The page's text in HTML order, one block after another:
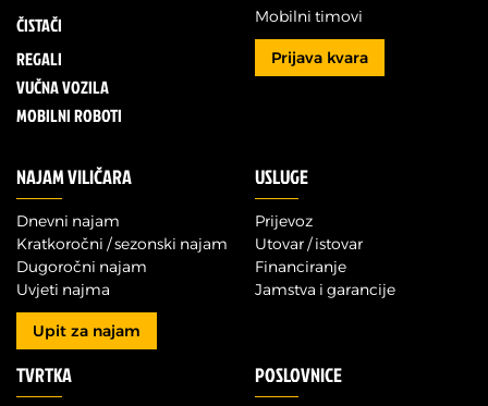
ČISTAČI
REGALI
VUČNA VOZILA
MOBILNI ROBOTI
Mobilni timovi
Prijava kvara
NAJAM VILIČARA
Dnevni najam
Kratkoročni / sezonski najam
Dugoročni najam
Uvjeti najma
Upit za najam
USLUGE
Prijevoz
Utovar / istovar
Financiranje
Jamstva i garancije
TVRTKA POSLOVNICE